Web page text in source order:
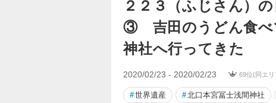
２２３（ふじさん）
③ 吉田のうどん食べ
神社へ行ってきた
2020/02/23 - 2020/02/23 69位(同エ
#世界遺産 #北口本宮冨士浅間神社